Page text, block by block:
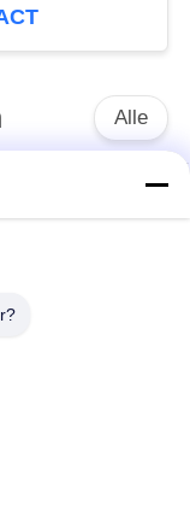
Alle
maken